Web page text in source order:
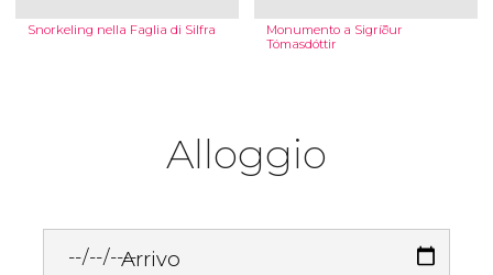
Snorkeling nella Faglia di Silfra
Monumento a Sigríður
Tómasdóttir
Alloggio
Arrivo